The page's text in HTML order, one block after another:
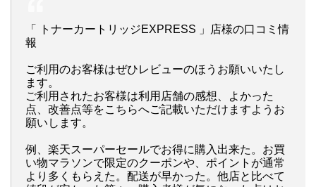
「 トナーカートリッジEXPRESS 」店様の口コミ情
報
ご利用のお客様はぜひレビューのほうお願いいたし
ます。
ご利用されたお客様は利用店舗の感想、よかった
点、改善点等をこちらへご記載いただけますようお
願いします。
例、楽天スーパーセールでお得に購入出来た。お買
い物マラソンで限定のクーポンや、ポイントが通常
より多くもらえた。配送が早かった。他店と比べて